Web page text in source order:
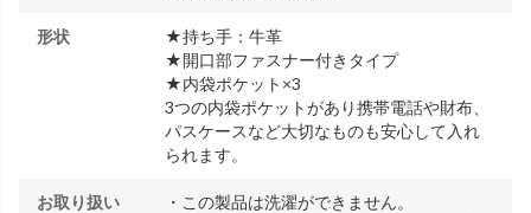
形状
★持ち手：牛革
★開口部ファスナー付きタイプ
★内袋ポケット×3
3つの内袋ポケットがあり携帯電話や財布、
パスケースなど大切なものも安心して入れ
られます。
お取り扱い
・この製品は洗濯ができません。